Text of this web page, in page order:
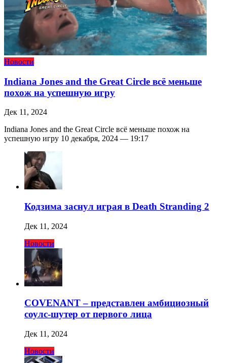
Новости
Indiana Jones and the Great Circle всё меньше
похож на успешную игру
Дек 11, 2024
Indiana Jones and the Great Circle всё меньше похож на
успешную игру 10 декабря, 2024 — 19:17
Кодзима заснул играя в Death Stranding 2
Дек 11, 2024
Новости
COVENANT – представлен амбициозный
соулс-шутер от первого лица
Дек 11, 2024
Новости